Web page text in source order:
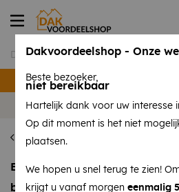
Volg ons opInstagram
Amerikaans EPDM dakpakket
EPDM Dakpakket compleet
breed
Dakvoordeelshop - Onze
niet bereikbaar
Beste bezoeker,
Hartelijk dank voor uw interesse
Op dit moment is het niet
plaatsen.
We hopen u snel terug te zien!
krijgt u vanaf morgeneenmalig